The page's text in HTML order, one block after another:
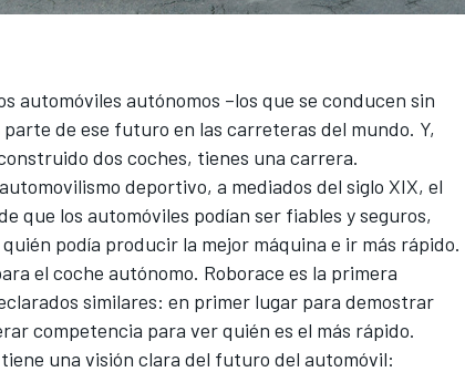
automóviles autónomos –los que se conducen sin
de ese futuro en las carreteras del mundo. Y,
dos coches, tienes una carrera.
deportivo, a mediados del siglo XIX, el
que los automóviles podían ser fiables y seguros,
podía producir la mejor máquina e ir más rápido.
el coche autónomo. Roborace es la primera
similares: en primer lugar para demostrar
competencia para ver quién es el más rápido.
una visión clara del futuro del automóvil: